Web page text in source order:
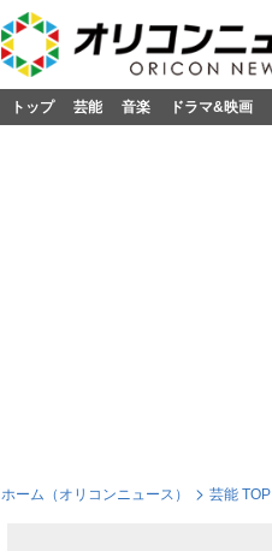
トップ 芸能 音楽 ドラマ&映画
ホーム（オリコンニュース） 芸能 TOP